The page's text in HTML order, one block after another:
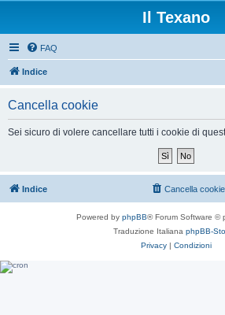
Il Texano
FAQ
Indice
Cancella cookie
Sei sicuro di volere cancellare tutti i cookie di
Indice Cancella cookie
Powered by phpBB® Forum Software ©
Traduzione Italiana phpBB-
Privacy | Condizioni